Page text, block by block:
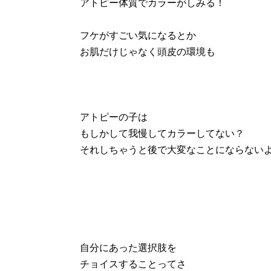
フケがすごい気になるとか
お肌だけじゃなく頭皮の環境も
アトピーの子は
もしかして我慢してカラーしてない？
それしちゃうと後で大変なことにならない
自分にあった選択肢を
チョイスすることってさ